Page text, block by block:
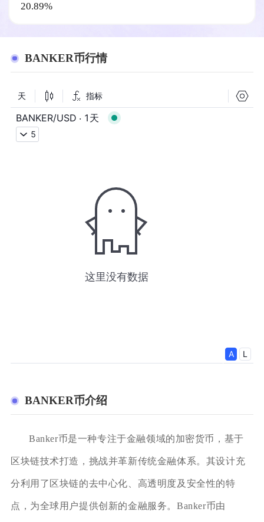
20.89%
BANKER币行情
BANKER币介绍
Banker币是一种专注于金融领域的加密货币，基于
区块链技术打造，挑战并革新传统金融体系。其设计充
分利用了区块链的去中心化、高透明度及安全性的特
点，为全球用户提供创新的金融服务。Banker币由